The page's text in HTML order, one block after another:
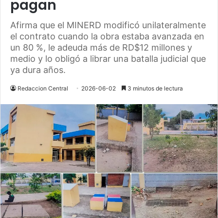
pagan
Afirma que el MINERD modificó unilateralmente
el contrato cuando la obra estaba avanzada en
un 80 %, le adeuda más de RD$12 millones y
medio y lo obligó a librar una batalla judicial que
ya dura años.
Redaccion Central 2026-06-02 3 minutos de lectura